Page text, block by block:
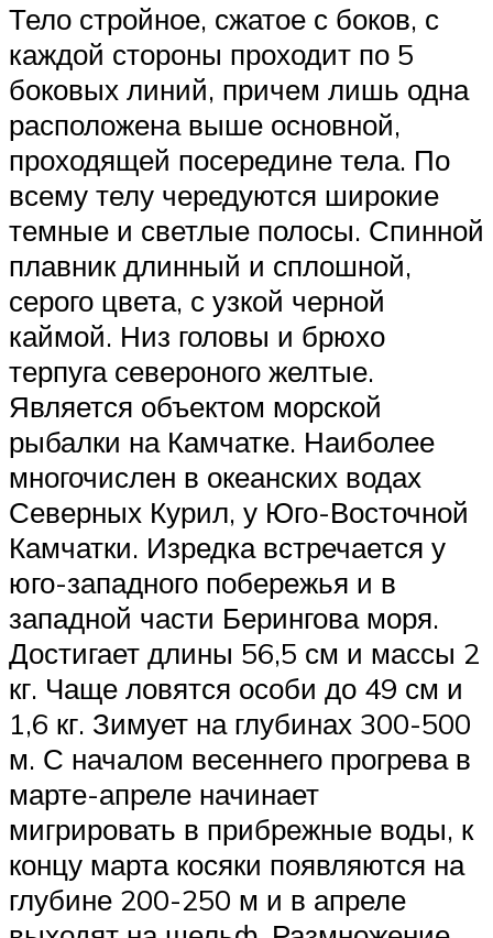
Тело стройное, сжатое с боков, с
каждой стороны проходит по 5
боковых линий, причем лишь одна
расположена выше основной,
проходящей посередине тела. По
всему телу чередуются широкие
темные и светлые полосы. Спинной
плавник длинный и сплошной,
серого цвета, с узкой черной
каймой. Низ головы и брюхо
терпуга североного желтые.
Является объектом морской
рыбалки на Камчатке. Наиболее
многочислен в океанских водах
Северных Курил, у Юго-Восточной
Камчатки. Изредка встречается у
юго-западного побережья и в
западной части Берингова моря.
Достигает длины 56,5 см и массы 2
кг. Чаще ловятся особи до 49 см и
1,6 кг. Зимует на глубинах 300-500
м. С началом весеннего прогрева в
марте-апреле начинает
мигрировать в прибрежные воды, к
концу марта косяки появляются на
глубине 200-250 м и в апреле